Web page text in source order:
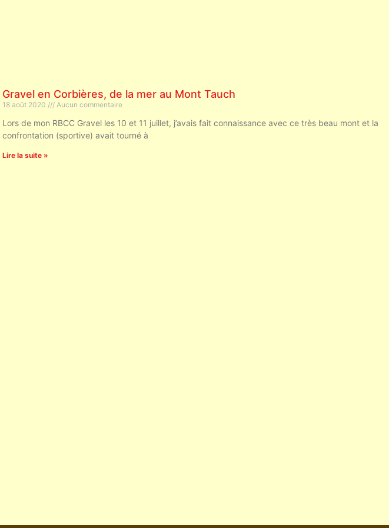
Gravel en Corbières, de la mer au Mont Tauch
18 août 2020 Aucun commentaire
Lors de mon RBCC Gravel les 10 et 11 juillet, j’avais fait connaissance avec ce très beau mont et la
confrontation (sportive) avait tourné à
Lire la suite »